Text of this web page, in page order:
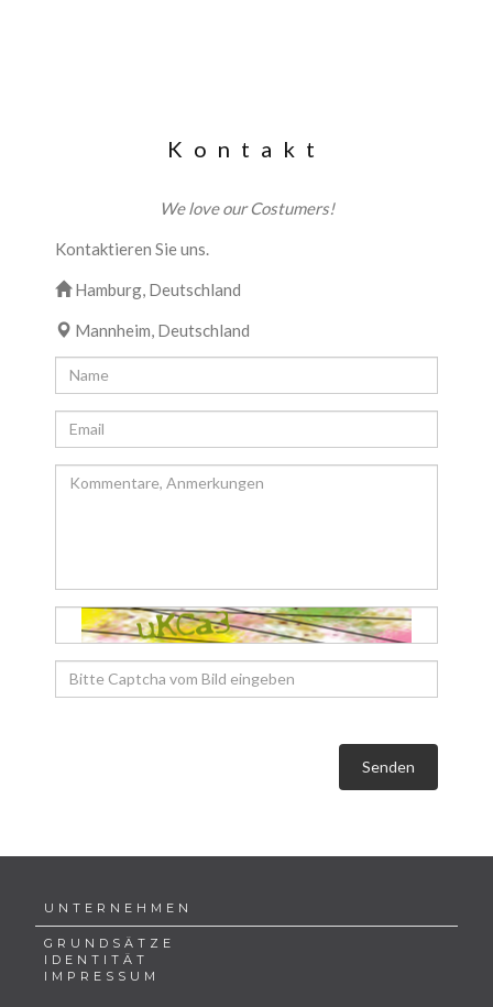
Kontakt
We love our Costumers!
Kontaktieren Sie uns.
Hamburg, Deutschland
Mannheim, Deutschland
Senden
UNTERNEHMEN
GRUNDSÄTZE
IDENTITÄT
IMPRESSUM